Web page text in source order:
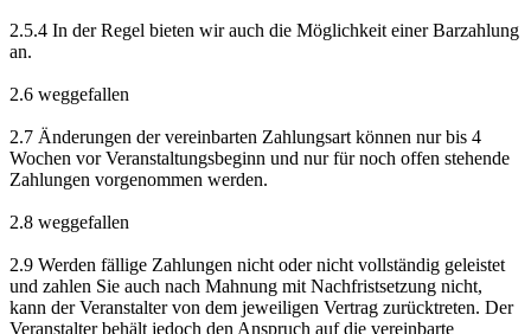
2.5.4 In der Regel bieten wir auch die Möglichkeit einer Barzahlung
an.
2.6 weggefallen
2.7 Änderungen der vereinbarten Zahlungsart können nur bis 4
Wochen vor Veranstaltungsbeginn und nur für noch offen stehende
Zahlungen vorgenommen werden.
2.8 weggefallen
2.9 Werden fällige Zahlungen nicht oder nicht vollständig geleistet
und zahlen Sie auch nach Mahnung mit Nachfristsetzung nicht,
kann der Veranstalter von dem jeweiligen Vertrag zurücktreten. Der
Veranstalter behält jedoch den Anspruch auf die vereinbarte